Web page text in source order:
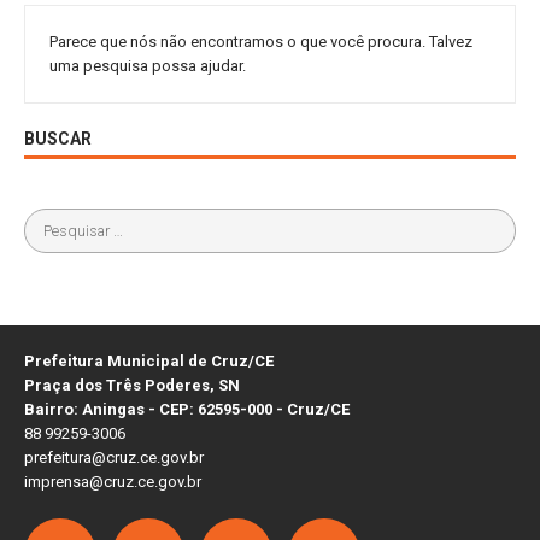
Parece que nós não encontramos o que você procura. Talvez
uma pesquisa possa ajudar.
BUSCAR
Prefeitura Municipal de Cruz/CE
Praça dos Três Poderes, SN
Bairro: Aningas - CEP: 62595-000 - Cruz/CE
88 99259-3006
prefeitura@cruz.ce.gov.br
imprensa@cruz.ce.gov.br